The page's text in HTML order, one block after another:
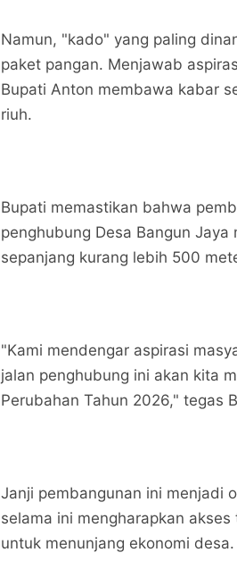
​Namun, "kado" yang paling
paket pangan. Menjawab
Bupati Anton membawa kabar
riuh.
​Bupati memastikan bahwa
penghubung Desa Bangun Jaya
sepanjang kurang lebih 500
​"Kami mendengar aspirasi
jalan penghubung ini akan kita
Perubahan Tahun 2026," tegas
​Janji pembangunan ini menjadi
selama ini mengharapkan
untuk menunjang ekonomi desa.